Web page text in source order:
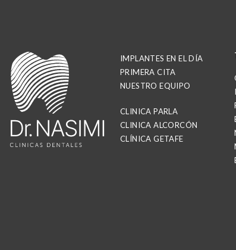
IMPLANTES EN EL DÍA
PRIMERA CITA
NUESTRO EQUIPO
CLINICA PARLA
CLINICA ALCORCÓN
CLÍNICA GETAFE